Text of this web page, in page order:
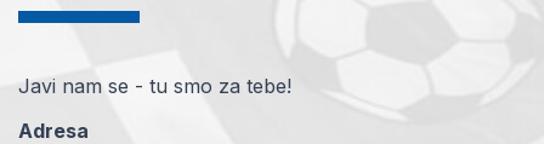
Javi nam se - tu smo za tebe!
Adresa